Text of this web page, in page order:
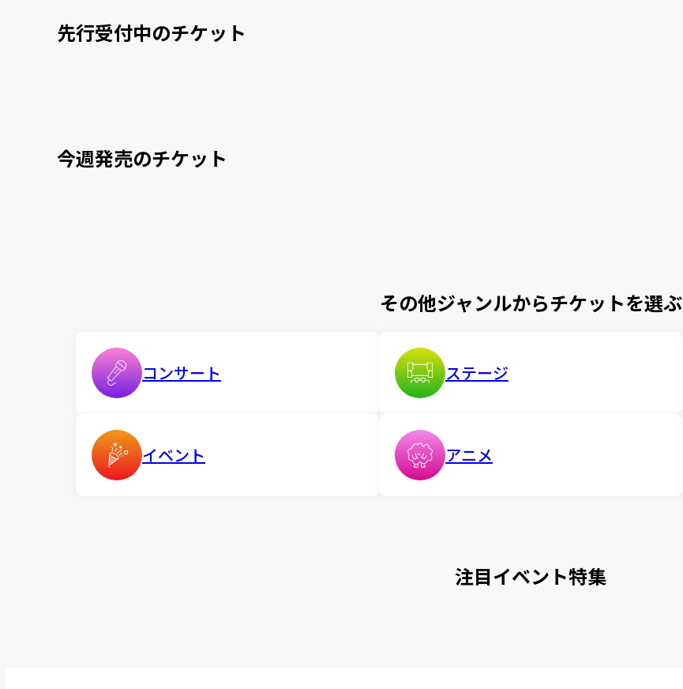
先行受付中のチケット
今週発売のチケット
その他ジャンルからチケットを選ぶ
コンサート ステージ
イベント アニメ
注目イベント特集